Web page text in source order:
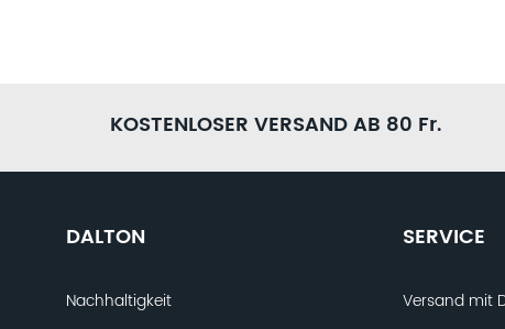
Produktfinder Fragebogen aus. Anschließend können wir
JETZT AUSFÜLLEN
KOSTENLOSER VERSAND AB 80 Fr.
DALTON
Nachhaltigkeit
SERVICE
Versand mit